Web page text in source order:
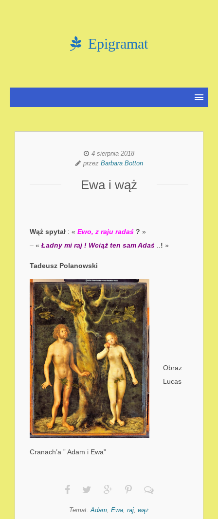
Epigramat
4 sierpnia 2018
przez Barbara Botton
Ewa i wąż
Wąż spytał : « Ewo, z raju radaś ? »
– « Ładny mi raj ! Wciąż ten sam Adaś ! »
Tadeusz Polanowski
Obraz
Lucas
Cranach’a ” Adam i Ewa”
Temat: Adam Ewa raj wąż